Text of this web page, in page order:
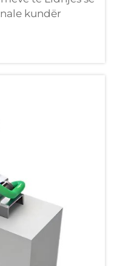
kundër
të Lidhëseve
të thjeshtë